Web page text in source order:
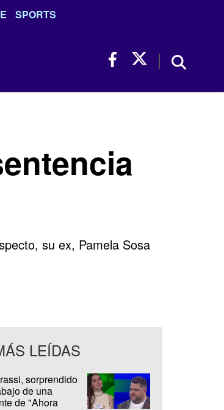
SPORTS
su ex, Pamela Sosa
LEÍDAS
sorprendido
de una
de "Ahora